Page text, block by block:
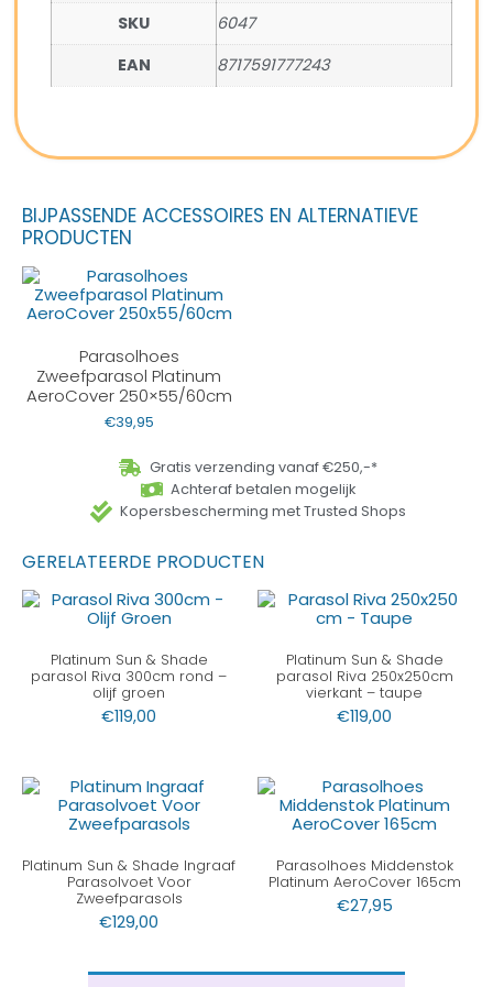
SKU
6047
EAN
8717591777243
BIJPASSENDE ACCESSOIRES EN ALTERNATIEVE
PRODUCTEN
Parasolhoes
Zweefparasol Platinum
AeroCover 250×55/60cm
€39,95
Gratis verzending vanaf €250,-*
Achteraf betalen mogelijk
Kopersbescherming met Trusted Shops
GERELATEERDE PRODUCTEN
Platinum Sun & Shade
parasol Riva 300cm rond –
olijf groen
€119,00
Platinum Sun & Shade
parasol Riva 250x250cm
vierkant – taupe
€119,00
Platinum Sun & Shade Ingraaf
Parasolvoet Voor
Zweefparasols
€129,00
Parasolhoes Middenstok
Platinum AeroCover 165cm
€27,95